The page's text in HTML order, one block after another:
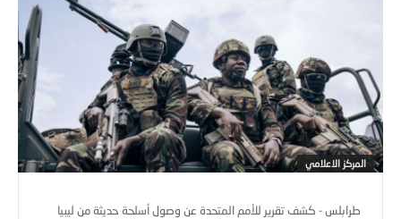
المركز الاعلامي
طرابلس - كشف تقرير للأمم المتحدة عن وصول أسلحة حديثة من ليبيا